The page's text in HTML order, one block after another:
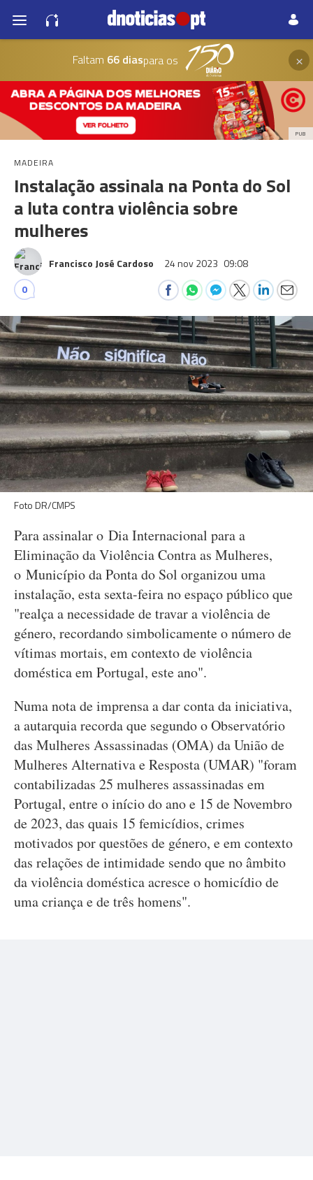
Faltam 66 diaspara os ×
PUB
MADEIRA
Instalação assinala na Ponta do Sol
a luta contra violência sobre
mulheres
Francisco José Cardoso 24 nov 2023 09:08
0
Foto DR/CMPS
Para assinalar o Dia Internacional para a
Eliminação da Violência Contra as Mulheres,
o Município da Ponta do Sol organizou uma
instalação, esta sexta-feira no espaço público que
"realça a necessidade de travar a violência de
género, recordando simbolicamente o número de
vítimas mortais, em contexto de violência
doméstica em Portugal, este ano".
Numa nota de imprensa a dar conta da iniciativa,
a autarquia recorda que segundo o Observatório
das Mulheres Assassinadas (OMA) da União de
Mulheres Alternativa e Resposta (UMAR) "foram
contabilizadas 25 mulheres assassinadas em
Portugal, entre o início do ano e 15 de Novembro
de 2023, das quais 15 femicídios, crimes
motivados por questões de género, e em contexto
das relações de intimidade sendo que no âmbito
da violência doméstica acresce o homicídio de
uma criança e de três homens".